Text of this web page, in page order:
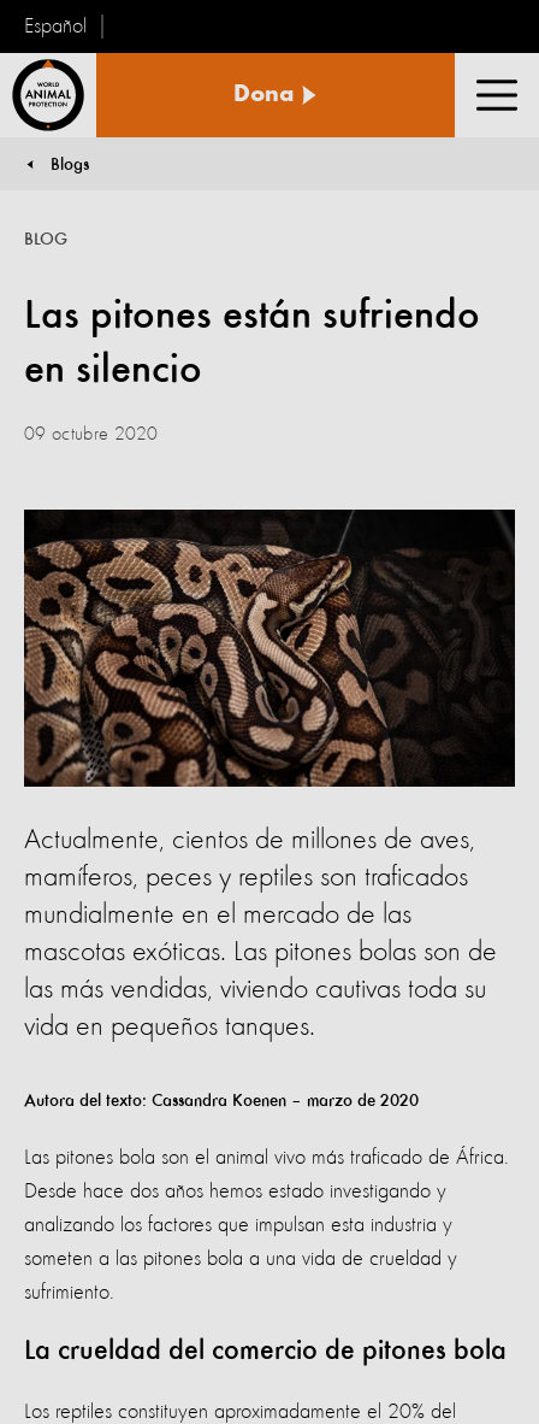
Español
Animal
Dona
You are here:
Blogs
Las pitones están sufriendo
en silencio
BLOG
09 octubre 2020
Actualmente, cientos de millones de aves,
mamíferos, peces y reptiles son traficados
mundialmente en el mercado de las
mascotas exóticas. Las pitones bolas son de
las más vendidas, viviendo cautivas toda su
vida en pequeños tanques.
Autora del texto: Cassandra Koenen – marzo de 2020
Las pitones bola son el animal vivo más traficado de África.
Desde hace dos años hemos estado investigando y
analizando los factores que impulsan esta industria y
someten a las pitones bola a una vida de crueldad y
sufrimiento.
La crueldad del comercio de pitones bola
Los reptiles constituyen aproximadamente el 20% del